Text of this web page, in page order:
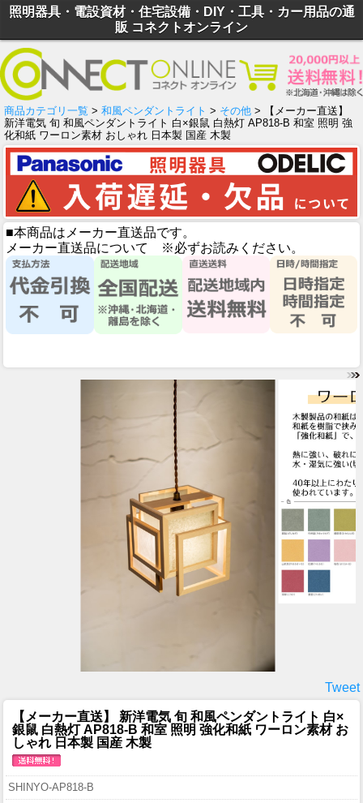
照明器具・電設資材・住宅設備・DIY・工具・カー用品の通
販 コネクトオンライン
商品カテゴリ一覧 > 和風ペンダントライト > その他 > 【メーカー直送】
新洋電気 旬 和風ペンダントライト 白×銀鼠 白熱灯 AP818-B 和室 照明 強
化和紙 ワーロン素材 おしゃれ 日本製 国産 木製
■本商品はメーカー直送品です。
メーカー直送品について ※必ずお読みください。
Tweet
【メーカー直送】 新洋電気 旬 和風ペンダントライト 白×
銀鼠 白熱灯 AP818-B 和室 照明 強化和紙 ワーロン素材 お
しゃれ 日本製 国産 木製
SHINYO-AP818-B